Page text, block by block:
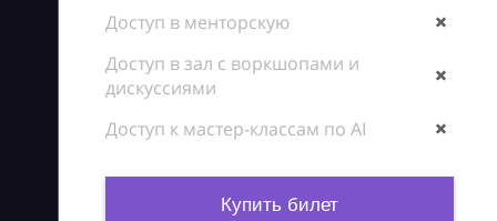
Доступ в менторскую
Доступ в зал с воркшопами и
дискуссиями
Доступ к мастер-классам по AI
Купить билет